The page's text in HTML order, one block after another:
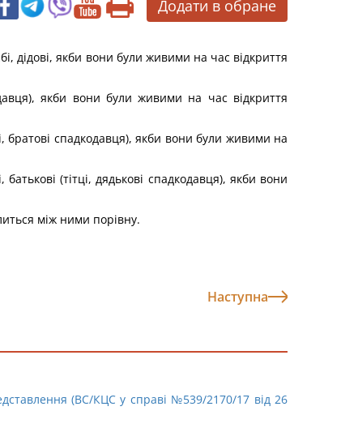
Додати в обране
дідові, якби вони були живими на час відкриття
якби вони були живими на час відкриття
братові спадкодавця), якби вони були живими на
(тітці, дядькові спадкодавця), якби вони
між ними порівну.
Наступна
(ВС/КЦС у справі №539/2170/17 від 26